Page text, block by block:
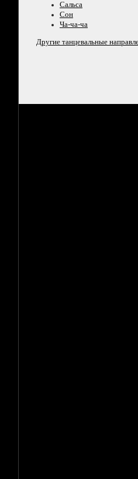
Сальса
Сон
Ча-ча-ча
Другие танцевальные